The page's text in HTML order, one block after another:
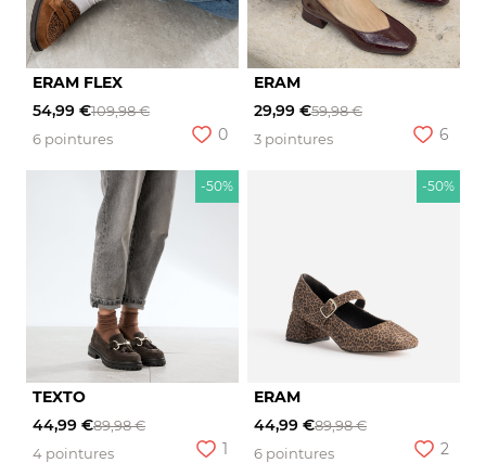
ERAM FLEX
54,99 €109,98 €
6 pointures
0
ERAM
29,99 €59,98 €
3 pointures
6
-50%
TEXTO
44,99 €89,98 €
4 pointures
1
-50%
ERAM
44,99 €89,98 €
6 pointures
2